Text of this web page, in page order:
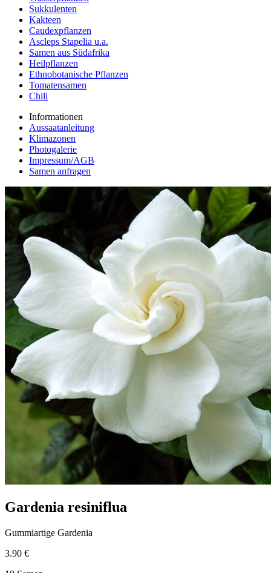
Sukkulenten
Kakteen
Caudexpflanzen
Ascleps Stapelia u.a.
Samen aus Südafrika
Heilpflanzen
Ethnobotanische Pflanzen
Tomatensamen
Chili
Informationen
Aussaatanleitung
Klimazonen
Photogalerie
Impressum/AGB
Samen anfragen
Gardenia resiniflua
Gummiartige Gardenia
3.90 €